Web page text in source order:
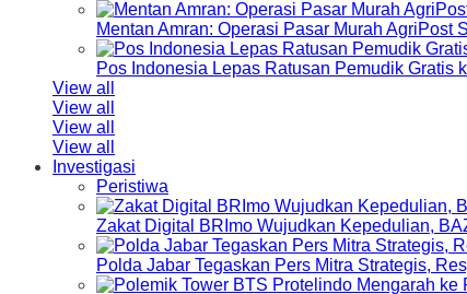
Mentan Amran: Operasi Pasar Murah
Pos Indonesia Lepas Ratusan Pemudik Gratis
View all
View all
View all
View all
Investigasi
Peristiwa
Zakat Digital BRImo Wujudkan Kepedulian,
Polda Jabar Tegaskan Pers Mitra Strategis,